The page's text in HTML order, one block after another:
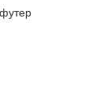
футер